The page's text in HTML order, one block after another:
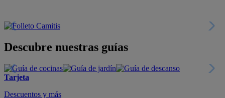
Descubre nuestras guías
Tarjeta
Descuentos y más